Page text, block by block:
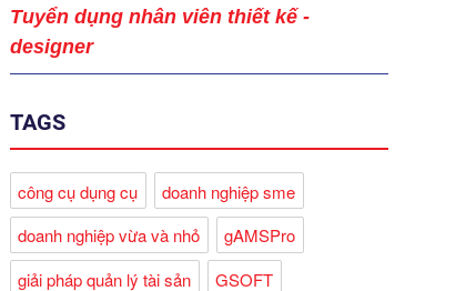
Tuyển dụng nhân viên thiết kế -
designer
TAGS
công cụ dụng cụ
doanh nghiệp sme
doanh nghiệp vừa và nhỏ
gAMSPro
giải pháp quản lý tài sản
GSOFT